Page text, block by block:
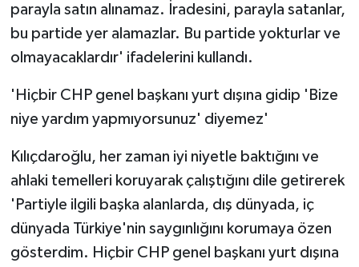
parayla satın alınamaz. İradesini, parayla satanlar,
bu partide yer alamazlar. Bu partide yokturlar ve
olmayacaklardır' ifadelerini kullandı.
'Hiçbir CHP genel başkanı yurt dışına gidip 'Bize
niye yardım yapmıyorsunuz' diyemez'
Kılıçdaroğlu, her zaman iyi niyetle baktığını ve
ahlaki temelleri koruyarak çalıştığını dile getirerek
'Partiyle ilgili başka alanlarda, dış dünyada, iç
dünyada Türkiye'nin saygınlığını korumaya özen
gösterdim. Hiçbir CHP genel başkanı yurt dışına